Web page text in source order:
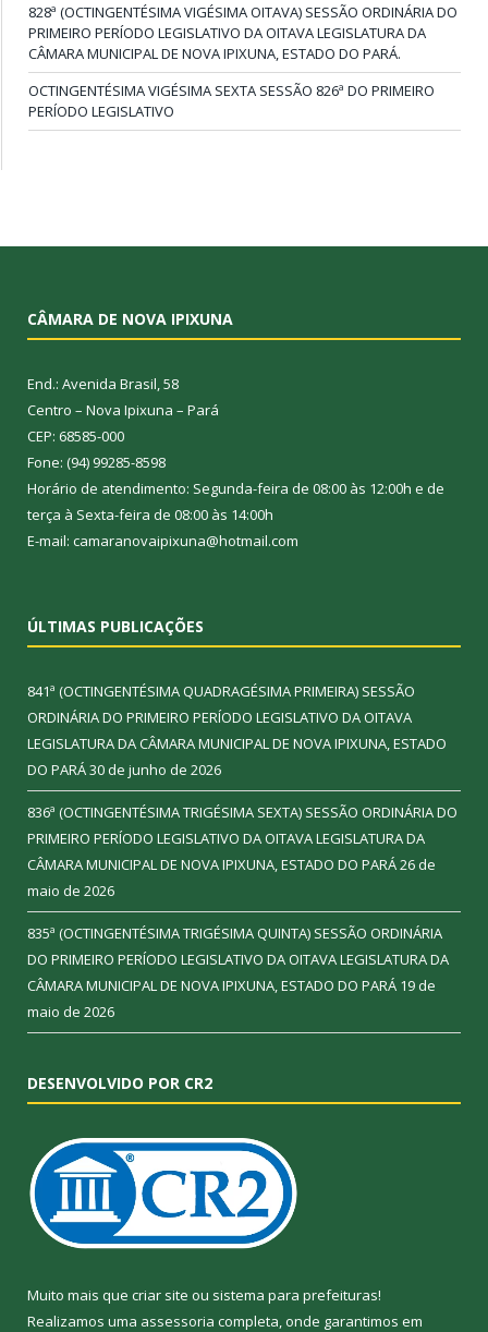
828ª (OCTINGENTÉSIMA VIGÉSIMA OITAVA) SESSÃO ORDINÁRIA DO
PRIMEIRO PERÍODO LEGISLATIVO DA OITAVA LEGISLATURA DA
CÂMARA MUNICIPAL DE NOVA IPIXUNA, ESTADO DO PARÁ.
OCTINGENTÉSIMA VIGÉSIMA SEXTA SESSÃO 826ª DO PRIMEIRO
PERÍODO LEGISLATIVO
CÂMARA DE NOVA IPIXUNA
End.: Avenida Brasil, 58
Centro – Nova Ipixuna – Pará
CEP: 68585-000
Fone: (94) 99285-8598
Horário de atendimento: Segunda-feira de 08:00 às 12:00h e de
terça à Sexta-feira de 08:00 às 14:00h
E-mail: camaranovaipixuna@hotmail.com
ÚLTIMAS PUBLICAÇÕES
841ª (OCTINGENTÉSIMA QUADRAGÉSIMA PRIMEIRA) SESSÃO
ORDINÁRIA DO PRIMEIRO PERÍODO LEGISLATIVO DA OITAVA
LEGISLATURA DA CÂMARA MUNICIPAL DE NOVA IPIXUNA, ESTADO
DO PARÁ30 de junho de 2026
836ª (OCTINGENTÉSIMA TRIGÉSIMA SEXTA) SESSÃO ORDINÁRIA DO
PRIMEIRO PERÍODO LEGISLATIVO DA OITAVA LEGISLATURA DA
CÂMARA MUNICIPAL DE NOVA IPIXUNA, ESTADO DO PARÁ26 de
maio de 2026
835ª (OCTINGENTÉSIMA TRIGÉSIMA QUINTA) SESSÃO ORDINÁRIA
DO PRIMEIRO PERÍODO LEGISLATIVO DA OITAVA LEGISLATURA DA
CÂMARA MUNICIPAL DE NOVA IPIXUNA, ESTADO DO PARÁ 19 de
maio de 2026
DESENVOLVIDO POR CR2
Muito mais que criar site ou sistema para prefeituras!
Realizamos uma assessoria completa, onde garantimos em